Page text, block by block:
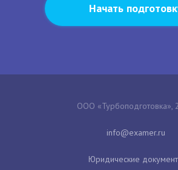
Начать
ООО «Турбоподготовка»,
Юридические